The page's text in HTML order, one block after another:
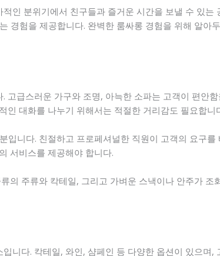
인 분위기에서 친구들과 즐거운 시간을 보낼 수 있는
경험을 제공합니다. 완벽한 룸싸롱 경험을 위해 알아
고급스러운 가구와 조명, 아늑한 소파는 고객이 편안
인 대화를 나누기 위해서는 적절한 거리감도 필요합니
니다. 친절하고 프로페셔널한 직원이 고객의 요구를
서비스를 제공해야 합니다.
의 주류와 칵테일, 그리고 가벼운 스낵이나 안주가 조
니다. 칵테일, 와인, 샴페인 등 다양한 옵션이 있으며,